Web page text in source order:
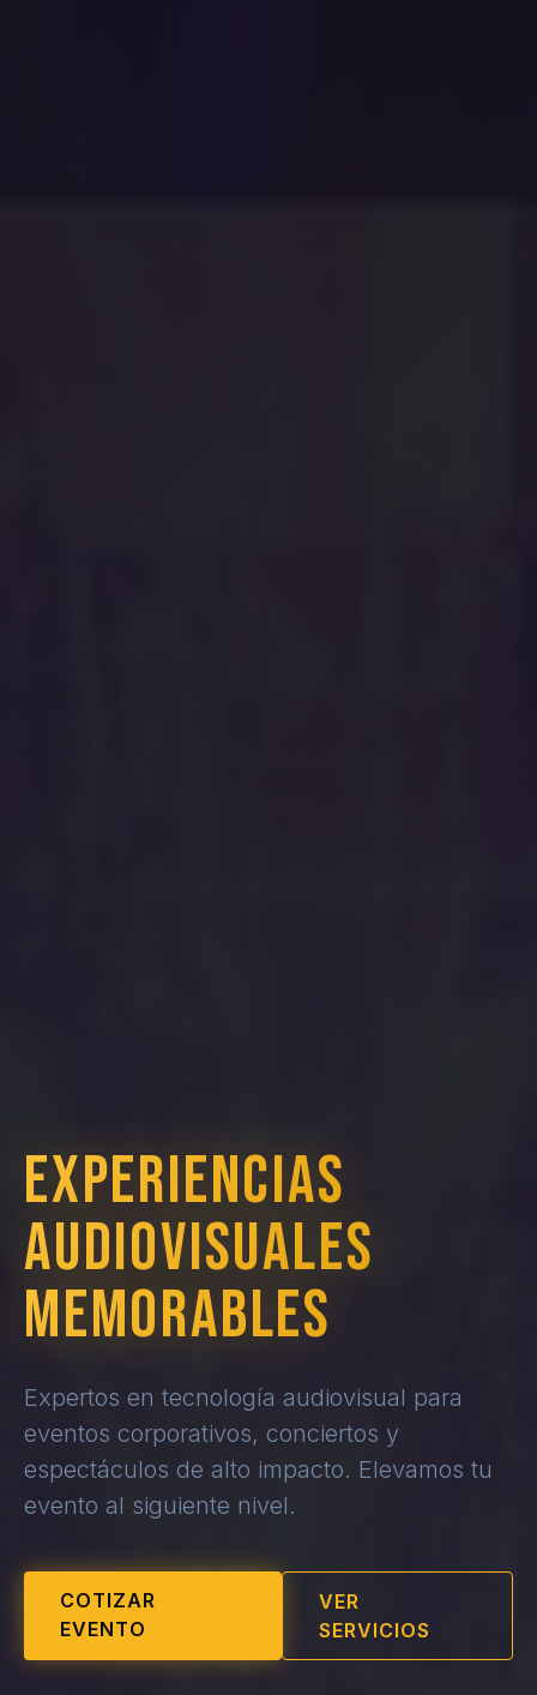
EXPERIENCIAS
AUDIOVISUALES
MEMORABLES
Expertos en tecnología audiovisual para
eventos corporativos, conciertos y
espectáculos de alto impacto. Elevamos tu
evento al siguiente nivel.
COTIZAR
EVENTO
VER
SERVICIOS